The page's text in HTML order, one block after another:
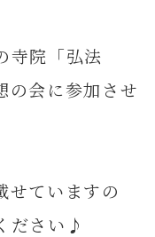
寺院「弘法
の会に参加させ
せていますの
ださい♪